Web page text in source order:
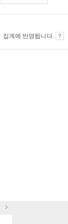
집계에 반영됩니다.